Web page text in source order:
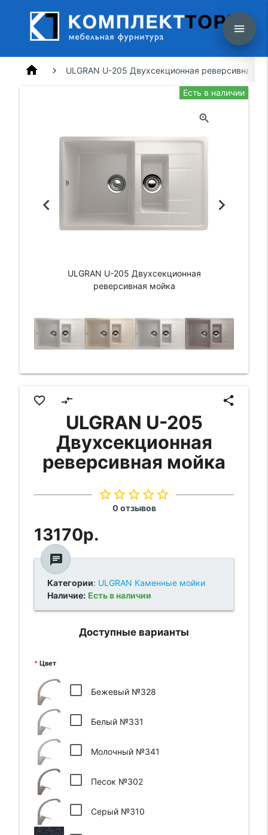
menu
home ULGRAN U-205 Двухсекционная реверсивная
Есть в наличии
ULGRAN U-205 Двухсекционная
реверсивная мойка
favorite_border compare_arrows share
ULGRAN U-205
Двухсекционная
реверсивная мойка
star_borderstar_borderstar_borderstar_borderstar_border
0 отзывов
13170р.
chat
Категории: ULGRAN Каменные мойки
Наличие: Есть в наличии
Доступные варианты
Цвет
Бежевый №328
Белый №331
Молочный №341
Песок №302
Серый №310